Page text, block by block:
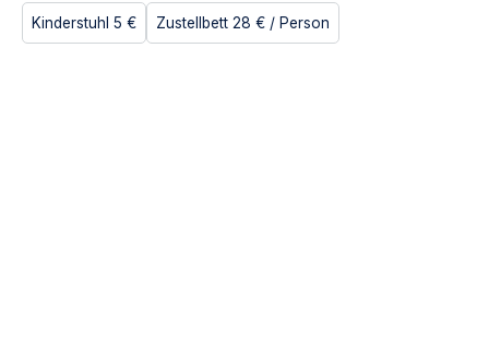
Kinderstuhl 5 € Zustellbett 28 € / Person